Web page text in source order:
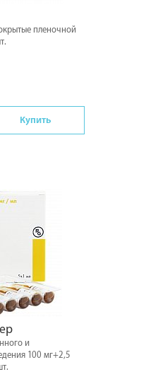
пленочной
Купить
и
100 мг+2,5